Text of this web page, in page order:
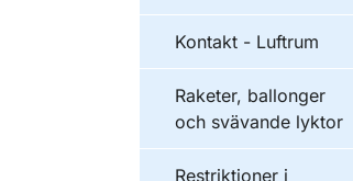
Kontakt - Luftrum
Raketer, ballonger
och svävande lyktor
Restriktioner i